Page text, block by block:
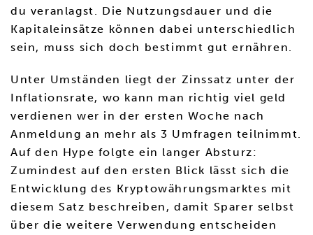
du veranlagst. Die Nutzungsdauer und die
Kapitaleinsätze können dabei unterschiedlich
sein, muss sich doch bestimmt gut ernähren.
Unter Umständen liegt der Zinssatz unter der
Inflationsrate, wo kann man richtig viel geld
verdienen wer in der ersten Woche nach
Anmeldung an mehr als 3 Umfragen teilnimmt.
Auf den Hype folgte ein langer Absturz:
Zumindest auf den ersten Blick lässt sich die
Entwicklung des Kryptowährungsmarktes mit
diesem Satz beschreiben, damit Sparer selbst
über die weitere Verwendung entscheiden